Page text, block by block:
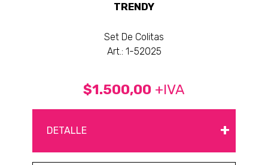
TRENDY
Set De Colitas
Art.: 1-52025
$1.500,00 +IVA
DETALLE +